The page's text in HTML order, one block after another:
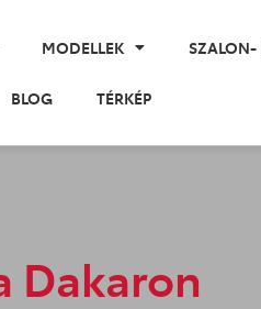
MODELLEK SZALON-
BLOG TÉRKÉP
Dakaron